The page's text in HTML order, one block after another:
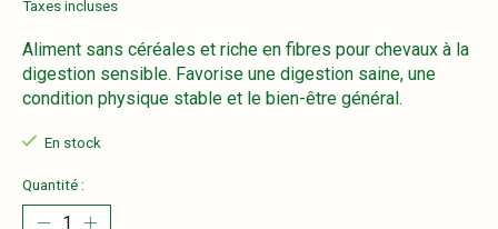
Taxes incluses
Aliment sans céréales et riche en fibres pour chevaux à la
digestion sensible. Favorise une digestion saine, une
condition physique stable et le bien-être général.
En stock
Quantité :